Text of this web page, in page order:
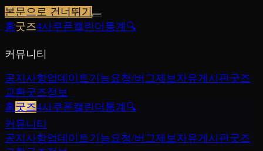
본문으로 건너뛰기
홈굿즈4사쿠폰캘린더 통계 🔍
커뮤니티
공지사항업데이트기능요청/버그제보자유게시판굿즈
교환굿즈정보
홈굿즈4사쿠폰캘린더 통계 🔍
커뮤니티
공지사항업데이트기능요청/버그제보자유게시판굿즈